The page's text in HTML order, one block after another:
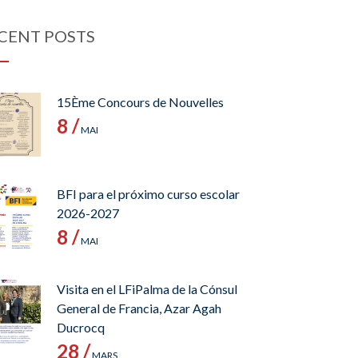
POSTS
15Ème Concours de Nouvelles
8 /MAI
BFI para el próximo curso escolar
2026-2027
8 /MAI
Visita en el LFiPalma de la Cónsul
General de Francia, Azar Agah
Ducrocq
28 /MARS